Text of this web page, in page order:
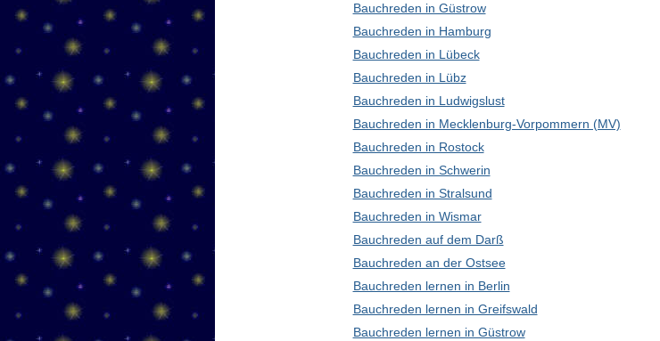
Bauchreden in Güstrow
Bauchreden in Hamburg
Bauchreden in Lübeck
Bauchreden in Lübz
Bauchreden in Ludwigslust
Bauchreden in Mecklenburg-Vorpommern (MV)
Bauchreden in Rostock
Bauchreden in Schwerin
Bauchreden in Stralsund
Bauchreden in Wismar
Bauchreden auf dem Darß
Bauchreden an der Ostsee
Bauchreden lernen in Berlin
Bauchreden lernen in Greifswald
Bauchreden lernen in Güstrow